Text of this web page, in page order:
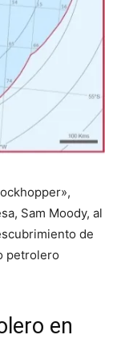
Sam Moody, al
de
petrolero
en